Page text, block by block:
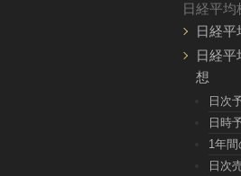
日経平均
日経平
日経平
想
日次
日時
1年
日次